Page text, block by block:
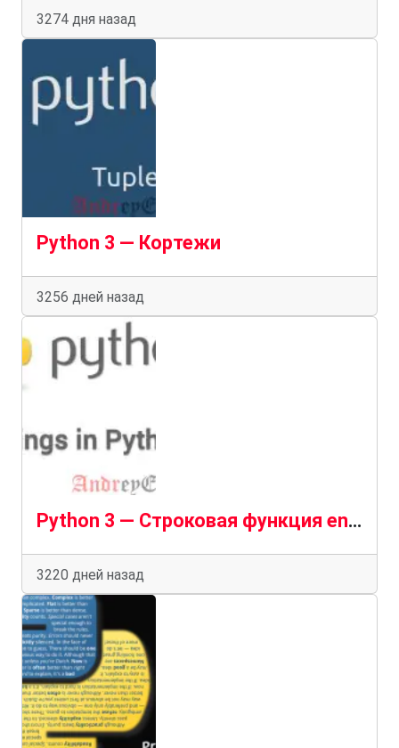
3274 дня назад
Python 3 — Кортежи
3256 дней назад
Python 3 — Строковая функция endswith()
3220 дней назад